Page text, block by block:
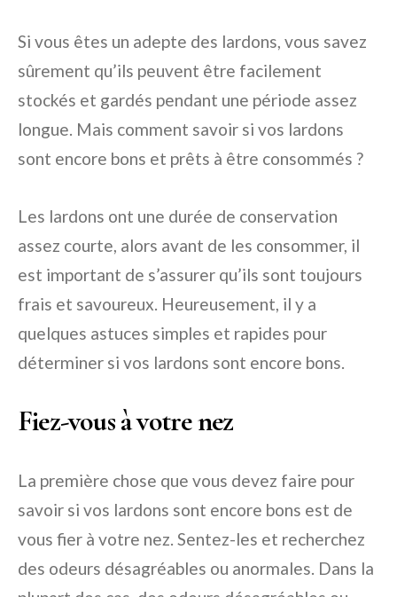
Si vous êtes un adepte des lardons, vous savez
sûrement qu’ils peuvent être facilement
stockés et gardés pendant une période assez
longue. Mais comment savoir si vos lardons
sont encore bons et prêts à être consommés ?
Les lardons ont une durée de conservation
assez courte, alors avant de les consommer, il
est important de s’assurer qu’ils sont toujours
frais et savoureux. Heureusement, il y a
quelques astuces simples et rapides pour
déterminer si vos lardons sont encore bons.
Fiez-vous à votre nez
La première chose que vous devez faire pour
savoir si vos lardons sont encore bons est de
vous fier à votre nez. Sentez-les et recherchez
des odeurs désagréables ou anormales. Dans la